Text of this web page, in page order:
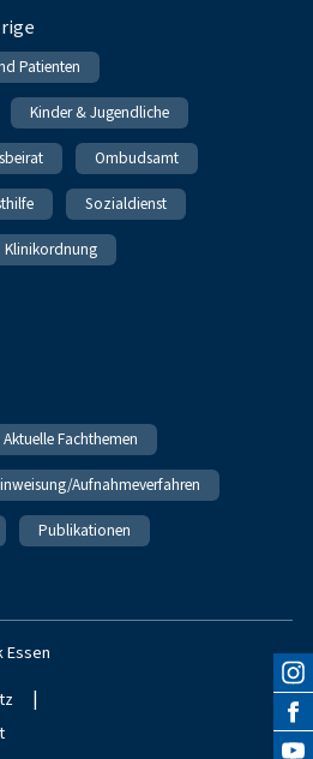
Patienten
Kinder & Jugendliche
Ombudsamt
Sozialdienst
Klinikordnung
Aktuelle Fachthemen
Aufnahmeverfahren
Publikationen
Essen
|